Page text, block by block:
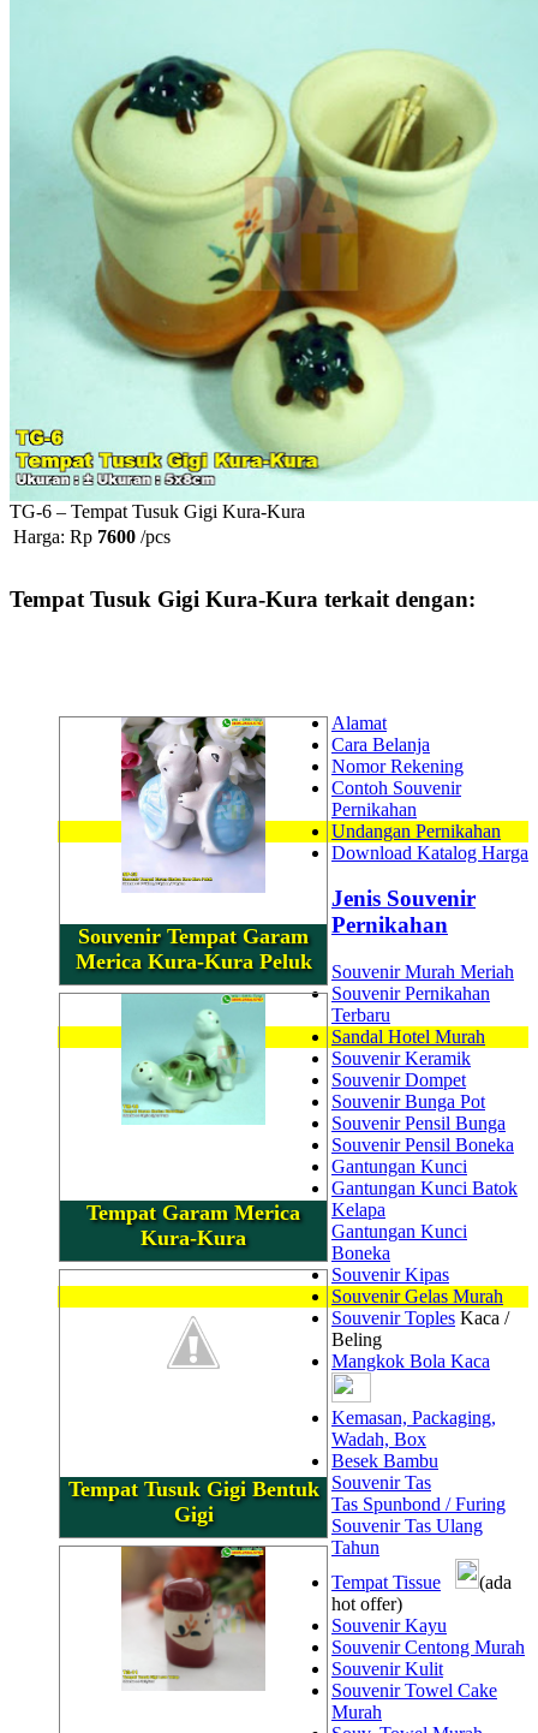
TG-6 – Tempat Tusuk Gigi Kura-Kura
Harga: Rp 7600 /pcs
Tempat Tusuk Gigi Kura-Kura terkait dengan:
Souvenir Tempat Garam
Merica Kura-Kura Peluk
Tempat Garam Merica
Kura-Kura
Tempat Tusuk Gigi Bentuk
Gigi
Alamat
Cara Belanja
Nomor Rekening
Contoh Souvenir
Pernikahan
Undangan Pernikahan
Download Katalog Harga
Jenis Souvenir
Pernikahan
Souvenir Murah Meriah
Souvenir Pernikahan
Terbaru
Sandal Hotel Murah
Souvenir Keramik
Souvenir Dompet
Souvenir Bunga Pot
Souvenir Pensil Bunga
Souvenir Pensil Boneka
Gantungan Kunci
Gantungan Kunci Batok
Kelapa
Gantungan Kunci
Boneka
Souvenir Kipas
Souvenir Gelas Murah
Souvenir Toples Kaca /
Beling
Mangkok Bola Kaca
Kemasan, Packaging,
Wadah, Box
Besek Bambu
Souvenir Tas
Tas Spunbond / Furing
Souvenir Tas Ulang
Tahun
Tempat Tissue
(ada
hot offer)
Souvenir Kayu
Souvenir Centong Murah
Souvenir Kulit
Souvenir Towel Cake
Murah